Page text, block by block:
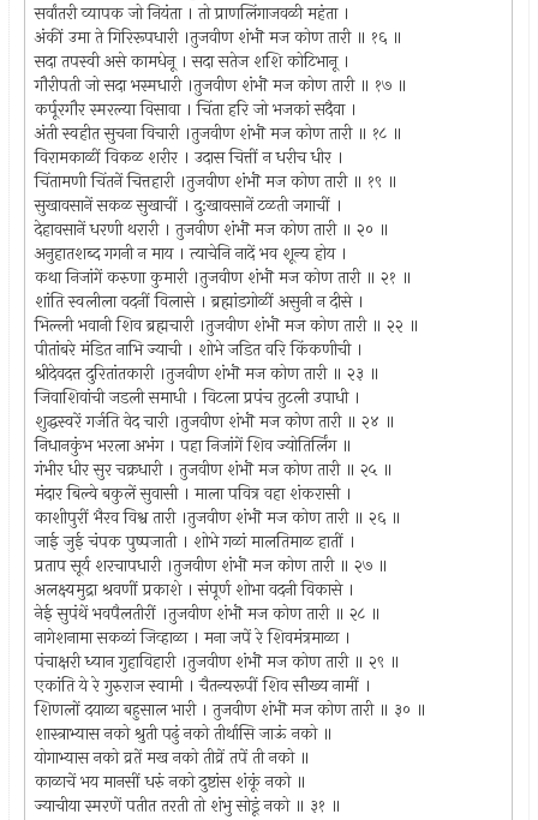
सर्वांतरी व्यापक जो नियंता । तो प्राणलिंगाजवळी महंता ।
अंकीं उमा ते गिरिरूपधारी ।तुजवीण शंभॊ मज कोण तारी ॥ १६ ॥
सदा तपस्वी असे कामधेनू । सदा सतेज शशि कोटिभानू ।
गौरीपती जो सदा भस्मधारी ।तुजवीण शंभॊ मज कोण तारी ॥ १७ ॥
कर्पूरगौर स्मरल्या विसावा । चिंता हरि जो भजकां सदैवा ।
अंती स्वहीत सुचना विचारी ।तुजवीण शंभॊ मज कोण तारी ॥ १८ ॥
विरामकाळीं विकळ शरीर । उदास चित्तीं न धरीच धीर ।
चिंतामणी चिंतनें चित्तहारी ।तुजवीण शंभॊ मज कोण तारी ॥ १९ ॥
सुखावसानें सकळ सुखाचीं । दु:खावसानें टळती जगाचीं ।
देहावसानें धरणी थरारी । तुजवीण शंभॊ मज कोण तारी ॥ २० ॥
अनुहातशब्द गगनी न माय । त्याचेनि नादें भव शून्य होय ।
कथा निजांगें करुणा कुमारी ।तुजवीण शंभॊ मज कोण तारी ॥ २१ ॥
शांति स्वलीला वदनीं विलासे । ब्रह्मांडगोळीं असुनी न दीसे ।
भिल्ली भवानी शिव ब्रह्मचारी ।तुजवीण शंभॊ मज कोण तारी ॥ २२ ॥
पीतांबरे मंडित नाभि ज्याची । शोभे जडित वरि किंकणीची ।
श्रीदेवदत्त दुरितांतकारी ।तुजवीण शंभॊ मज कोण तारी ॥ २३ ॥
जिवाशिवांची जडली समाधी । विटला प्रपंच तुटली उपाधी ।
शुद्धस्वरें गर्जति वेद चारी ।तुजवीण शंभॊ मज कोण तारी ॥ २४ ॥
निधानकुंभ भरला अभंग । पहा निजांगें शिव ज्योतिर्लिंग ॥
गंभीर धीर सुर चक्रधारी । तुजवीण शंभॊ मज कोण तारी ॥ २५ ॥
मंदार बिल्वे बकुलें सुवासी । माला पवित्र वहा शंकरासी ।
काशीपुरीं भैरव विश्व तारी ।तुजवीण शंभॊ मज कोण तारी ॥ २६ ॥
जाई जुई चंपक पुष्पजाती । शोभे गळां मालतिमाळ हातीं ।
प्रताप सूर्य शरचापधारी ।तुजवीण शंभॊ मज कोण तारी ॥ २७ ॥
अलक्ष्यमुद्रा श्रवणीं प्रकाशे । संपूर्ण शोभा वदनी विकासे ।
नेई सुपंथें भवपैलतीरीं ।तुजवीण शंभॊ मज कोण तारी ॥ २८ ॥
नागेशनामा सकळां जिव्हाळा । मना जपें रे शिवमंत्रमाळा ।
पंचाक्षरी ध्यान गुहाविहारी ।तुजवीण शंभॊ मज कोण तारी ॥ २९ ॥
एकांति ये रे गुरुराज स्वामी । चैतन्यरूपीं शिव सौख्य नामीं ।
शिणलों दयाळा बहुसाल भारी । तुजवीण शंभॊ मज कोण तारी ॥ ३० ॥
शास्त्राभ्यास नको श्रुती पढुं नको तीर्थासि जाऊं नको ॥
योगाभ्यास नको व्रतें मख नको तीव्रें तपें ती नको ॥
काळाचें भय मानसीं धरुं नको दुष्टांस शंकूं नको ॥
ज्याचीया स्मरणें पतीत तरती तो शंभु सोडूं नको ॥ ३१ ॥